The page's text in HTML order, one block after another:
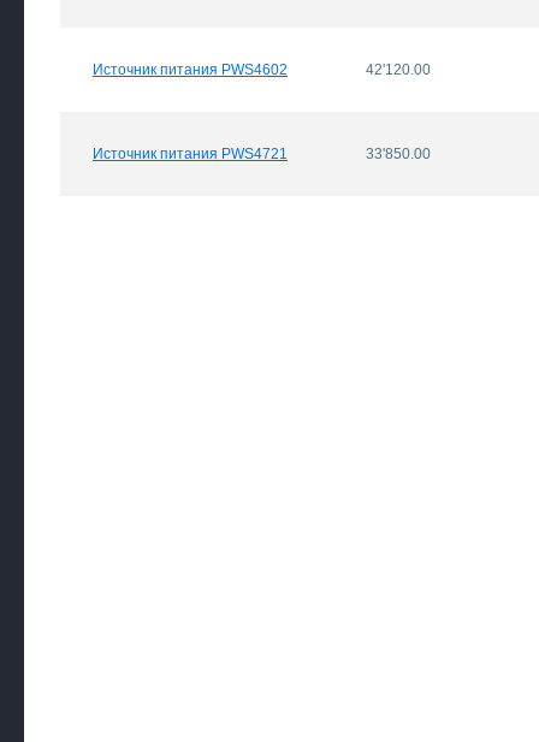
Источник питания PWS4602 42'120.00
Источник питания PWS4721 33'850.00